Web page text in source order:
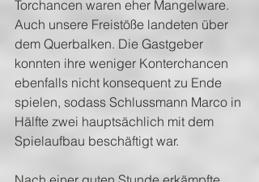
Torchancen waren eher Mangelware.
Auch unsere Freistöße landeten über
dem Querbalken. Die Gastgeber
konnten ihre weniger Konterchancen
ebenfalls nicht konsequent zu Ende
spielen, sodass Schlussmann Marco in
Hälfte zwei hauptsächlich mit dem
Spielaufbau beschäftigt war.